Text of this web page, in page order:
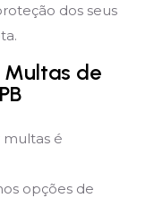
dos seus
Multas de
multas é
opções de